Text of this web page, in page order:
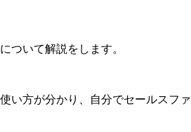
ついて解説をします。
い方が分かり、自分でセールスファ